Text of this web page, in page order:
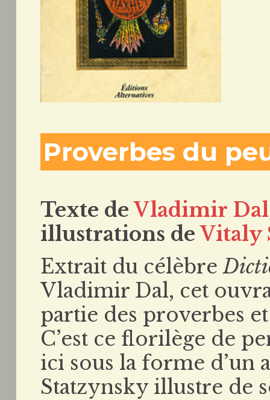
Proverbes du
Texte deVladimir Dal
illustrations deVitaly
Extrait du célèbre
Vladimir Dal, cet
partie des proverbes
C’est ce florilège de
ici sous la forme d’un
Statzynsky illustre de